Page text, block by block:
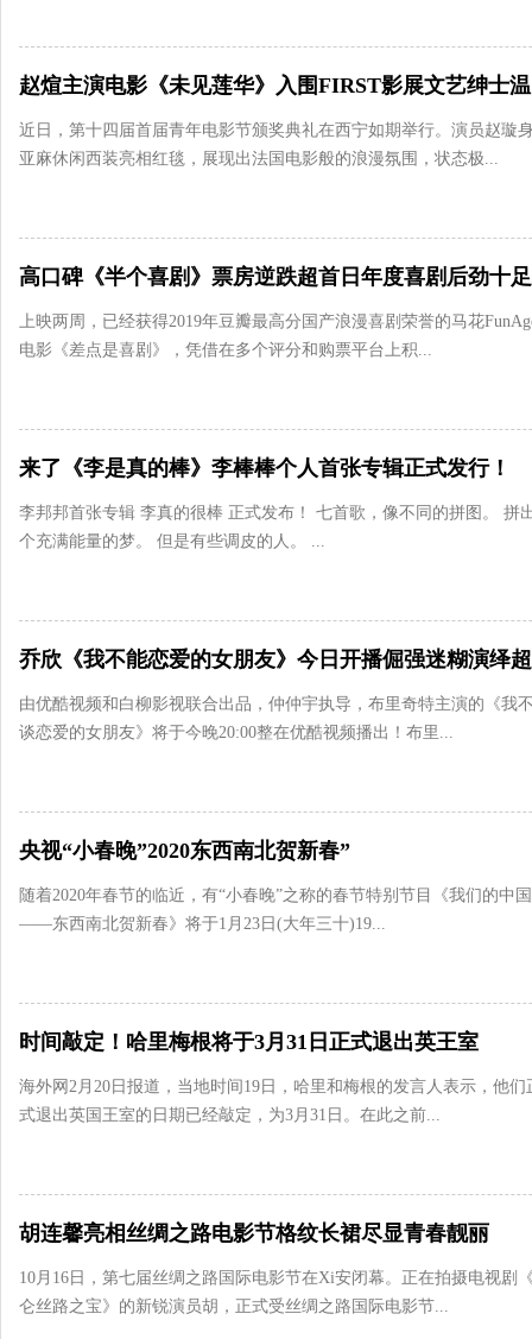
近日，第十四届首届青年电影节颁奖典礼在西宁如期举行。演员赵璇
亚麻休闲西装亮相红毯，展现出法国电影般的浪漫氛围，状态极...
上映两周，已经获得2019年豆瓣最高分国产浪漫喜剧荣誉的马花
电影《差点是喜剧》，凭借在多个评分和购票平台上积...
来了《李是真的棒》李棒棒个人首张专辑正式发行！
李邦邦首张专辑 李真的很棒 正式发布！ 七首歌，像不同的拼图。 拼
个充满能量的梦。 但是有些调皮的人。 ...
由优酷视频和白柳影视联合出品，仲仲宇执导，布里奇特主演的《我
谈恋爱的女朋友》将于今晚20:00整在优酷视频播出！布里...
央视“小春晚”2020东西南北贺新春”
随着2020年春节的临近，有“小春晚”之称的春节特别节目《我们的中
——东西南北贺新春》将于1月23日(大年三十)19...
时间敲定！哈里梅根将于3月31日正式退出英王室
海外网2月20日报道，当地时间19日，哈里和梅根的发言人表示，他们
式退出英国王室的日期已经敲定，为3月31日。在此之前...
胡连馨亮相丝绸之路电影节格纹长裙尽显青春靓丽
10月16日，第七届丝绸之路国际电影节在Xi安闭幕。正在拍摄电视剧
仑丝路之宝》的新锐演员胡，正式受丝绸之路国际电影节...